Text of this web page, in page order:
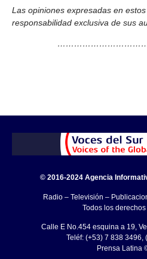
Las opiniones expresadas en
responsabilidad exclusiva de sus
© 2016-2024 Agencia
Radio – Televisión –
Todos los derechos
Calle E No.454 esquina a 19,
Teléf: (+53) 7 838 3496,
Prensa Latina